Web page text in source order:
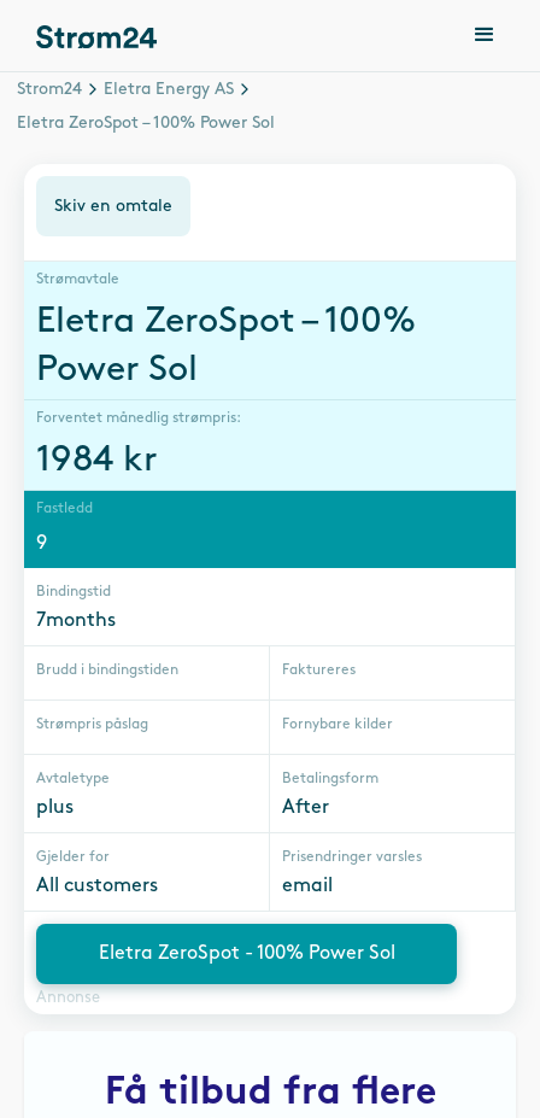
Strom24 Eletra Energy AS
Eletra ZeroSpot – 100% Power Sol
Skiv en omtale
Strømavtale
Eletra ZeroSpot – 100%
Power Sol
Forventet månedlig strømpris:
1984 kr
Fastledd
9
Bindingstid
7months
Brudd i bindingstiden Faktureres
Strømpris påslag Fornybare kilder
Avtaletype
plus
Betalingsform
After
Gjelder for
All customers
Prisendringer varsles
email
Eletra ZeroSpot - 100% Power Sol
Annonse
Få tilbud fra flere